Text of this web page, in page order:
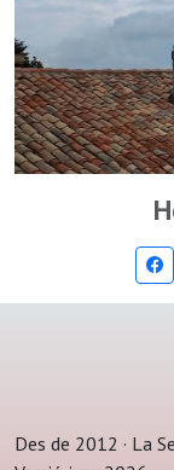
Des de 2012 · La